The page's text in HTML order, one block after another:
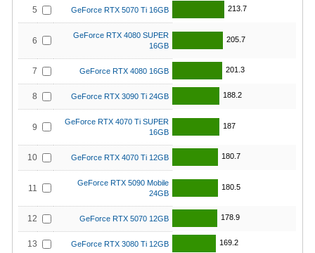
5 GeForce RTX 5070 Ti 16GB 213.7
6
GeForce RTX 4080 SUPER
16GB
205.7
7 GeForce RTX 4080 16GB 201.3
8 GeForce RTX 3090 Ti 24GB 188.2
9
GeForce RTX 4070 Ti SUPER
16GB
187
10 GeForce RTX 4070 Ti 12GB 180.7
11
GeForce RTX 5090 Mobile
24GB
180.5
12 GeForce RTX 5070 12GB 178.9
13 GeForce RTX 3080 Ti 12GB 169.2